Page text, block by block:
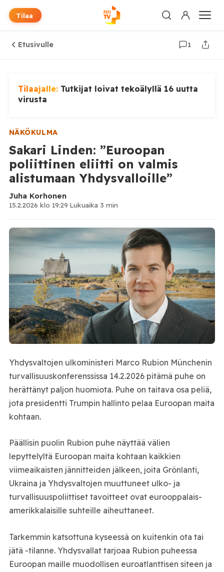
Tilaa
Etusivulle 1
Tilaajalle: Tutkijat loivat tekoälyllä 16 uutta
virusta
NÄKÖKULMA
Sakari Linden: ”Euroopan
poliittinen eliitti on valmis
alistumaan Yhdysvalloille”
Juha Korhonen
15.2.2026 klo 19:29·Lukuaika 3 min
Yhdysvaltojen ulkoministeri Marco Rubion Münchenin
turvallisuuskonferenssissa 14.2.2026 pitämä puhe on
herättänyt paljon huomiota. Puhe on taitava osa peliä,
jota presidentti Trumpin hallinto pelaa Euroopan maita
kohtaan.
Päällisin puolin Rubion puhe näyttää välien
lepyttelyltä Euroopan maita kohtaan kaikkien
viimeaikaisten jännitteiden jälkeen, joita Grönlanti,
Ukraina ja Yhdysvaltojen muuttuneet ulko- ja
turvallisuuspoliittiset tavoitteet ovat eurooppalais-
amerikkalaisille suhteille aiheuttaneet.
Tarkemmin katsottuna kyseessä on kuitenkin ota tai
jätä -tilanne. Yhdysvallat tarjoaa Rubion puheessa
Euroopan maille muodollisen euroatlanttisen siteen ja